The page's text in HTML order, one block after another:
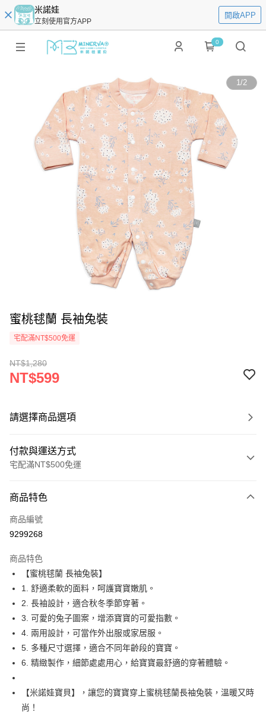
米諾娃
立刻使用官方APP
開啟APP
0
1/2
蜜桃毬蘭 長袖兔裝
宅配滿NT$500免運
NT$1,280
NT$599
請選擇商品選項
付款與運送方式
宅配滿NT$500免運
信用卡一次付款
LINE Pay
街口支付
悠遊付
ATM付款
運送方式
宅配
每筆NT$80，滿NT$500(含以上)免運費
商品特色
商品編號
9299268
商品特色
【蜜桃毬蘭 長袖兔裝】
1. 舒適柔軟的面料，呵護寶寶嫩肌。
2. 長袖設計，適合秋冬季節穿著。
3. 可愛的兔子圖案，增添寶寶的可愛指數。
4. 兩用設計，可當作外出服或家居服。
5. 多種尺寸選擇，適合不同年齡段的寶寶。
6. 精緻製作，細節處處用心，給寶寶最舒適的穿著體驗。
【米諾娃寶貝】，讓您的寶寶穿上蜜桃毬蘭長袖兔裝，溫暖又時
尚！